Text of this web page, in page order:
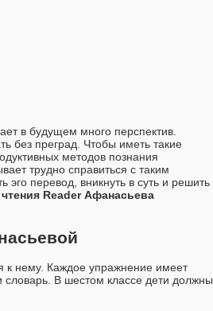
в будущем много перспектив.
без преград. Чтобы иметь такие
методов познания
трудно справиться с таким
перевод, вникнуть в суть и решить
Reader Афанасьева
к нему. Каждое упражнение имеет
словарь. В шестом классе дети должны